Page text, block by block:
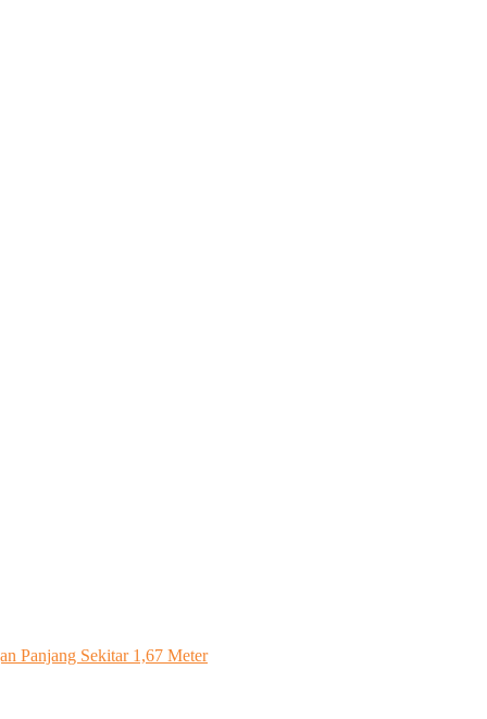
Panjang Sekitar 1,67 Meter